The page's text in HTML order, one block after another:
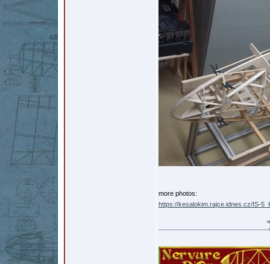
more photos:
https://kesalokim.rajce.idnes.cz/IS-